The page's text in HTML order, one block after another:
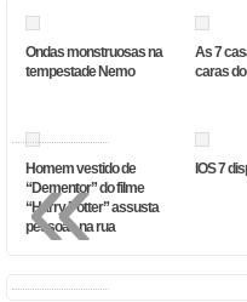
Ondas monstruosas na
tempestade Nemo
As 7
caras
Homem vestido de
“Dementor” do filme
“Harry Potter” assusta
pessoas na rua
IOS 7
«